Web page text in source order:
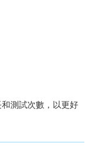
測試次數，以更好